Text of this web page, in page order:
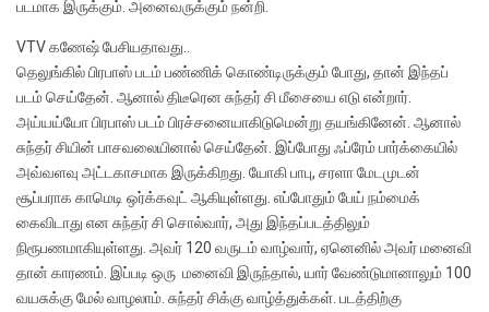
படமாக இருக்கும். அனைவருக்கும் நன்றி.
VTV கணேஷ் பேசியதாவது..
தெலுங்கில் பிரபாஸ் படம் பண்ணிக் கொண்டிருக்கும் போது, தான் இந்தப்
படம் செய்தேன். ஆனால் திடீரென சுந்தர் சி மீசையை எடு என்றார்.
அய்யய்யோ பிரபாஸ் படம் பிரச்சனையாகிடுமென்று தயங்கினேன். ஆனால்
சுந்தர் சியின் பாசவலையினால் செய்தேன். இப்போது ஃப்ரேம் பார்க்கையில்
அவ்வளவு அட்டகாசமாக இருக்கிறது. யோகி பாபு, சரளா மேடமுடன்
சூப்பராக காமெடி ஒர்க்கவுட் ஆகியுள்ளது. எப்போதும் பேய் நம்மைக்
கைவிடாது என சுந்தர் சி சொல்வார், அது இந்தப்படத்திலும்
நிரூபணமாகியுள்ளது. அவர் 120 வருடம் வாழ்வார், ஏனெனில் அவர் மனைவி
தான் காரணம். இப்படி ஒரு மனைவி இருந்தால், யார் வேண்டுமானாலும் 100
வயசுக்கு மேல் வாழலாம். சுந்தர் சிக்கு வாழ்த்துக்கள். படத்திற்கு